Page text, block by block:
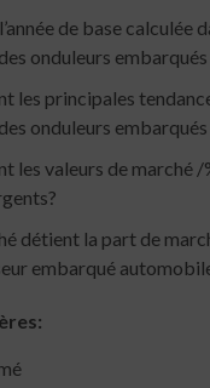
de base calculée
onduleurs
les principales
onduleurs
les valeurs de marché
détient la part de
embarqué